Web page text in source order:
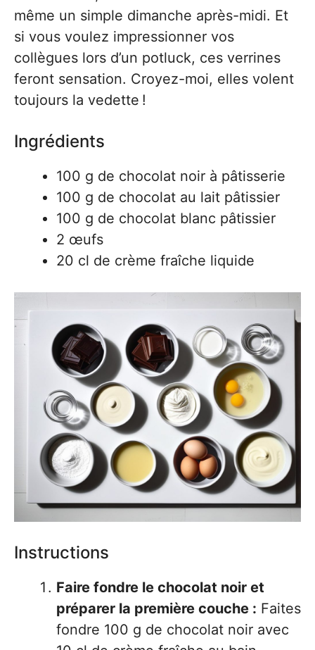
même un simple dimanche après-midi. Et
si vous voulez impressionner vos
collègues lors d’un potluck, ces verrines
feront sensation. Croyez-moi, elles volent
toujours la vedette !
Ingrédients
100 g de chocolat noir à pâtisserie
100 g de chocolat au lait pâtissier
100 g de chocolat blanc pâtissier
2 œufs
20 cl de crème fraîche liquide
Instructions
Faire fondre le chocolat noir et
préparer la première couche : Faites
fondre 100 g de chocolat noir avec